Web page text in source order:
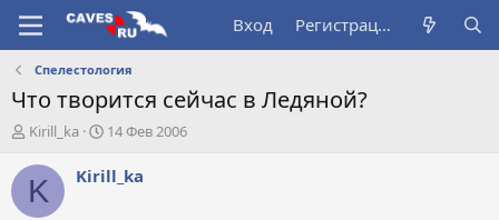
Вход Регистрация
Спелестология
Что творится сейчас в Ледяной?
А
т
о
Kirill_ka
Д
т
14 Фев 2006
K Kirill_ka